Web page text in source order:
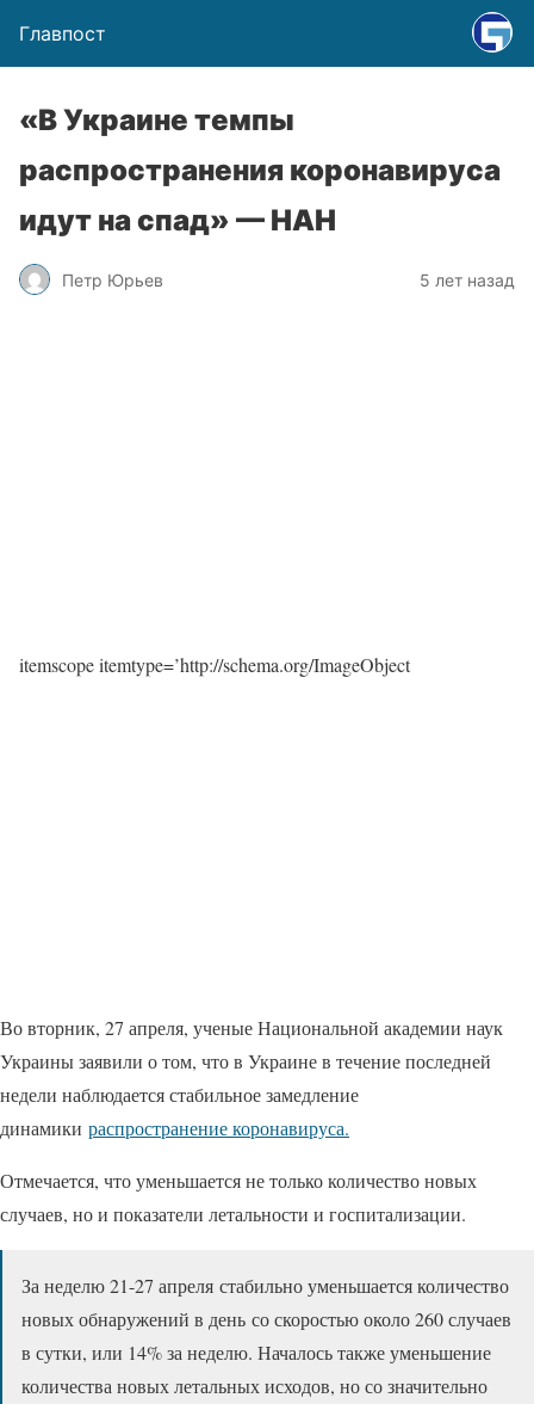
Главпост
«В Украине темпы
распространения коронавируса
идут на спад» — НАН
Петр Юрьев 5 лет назад
itemscope itemtype=’http://schema.org/ImageObject
Во вторник, 27 апреля, ученые Национальной академии наук
Украины заявили о том, что в Украине в течение последней
недели наблюдается стабильное замедление
динамики распространение коронавируса.
Отмечается, что уменьшается не только количество новых
случаев, но и показатели летальности и госпитализации.
За неделю 21-27 апреля стабильно уменьшается количество
новых обнаружений в день со скоростью около 260 случаев
в сутки, или 14% за неделю. Началось также уменьшение
количества новых летальных исходов, но со значительно